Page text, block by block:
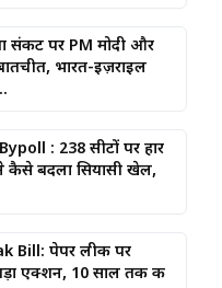
संकट पर PM मोदी और
भारत-इज़राइल
: 238 सीटों पर हार
कैसे बदला सियासी खेल,
Bill: पेपर लीक पर
एक्शन, 10 साल तक की